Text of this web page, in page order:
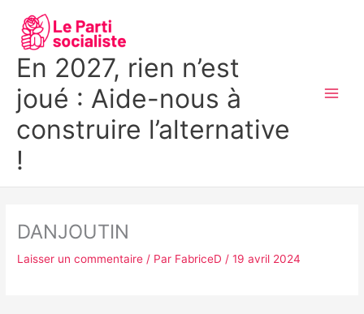
contenu
En 2027, rien n’est
joué : Aide-nous à
construire l’alternative
!
DANJOUTIN
Laisser un commentaire / Par FabriceD/19 avril 2024